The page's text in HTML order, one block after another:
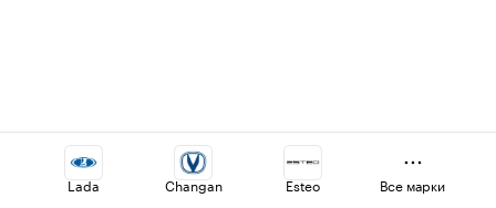
Lada Changan Esteo Все марки